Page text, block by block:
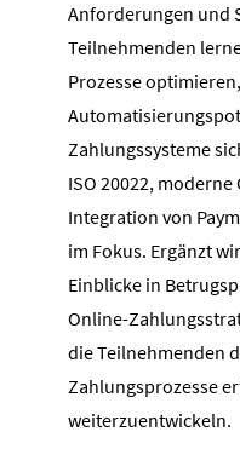
Anforderungen und
Teilnehmenden
Prozesse optimieren,
Zahlungssysteme
ISO 20022,
Integration von
im Fokus. Ergänzt
Einblicke in
Online-
die Teilnehmenden
Zahlungsprozesse
weiterzuentwickeln.